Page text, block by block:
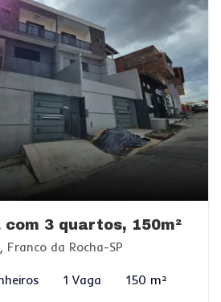
com 3 quartos, 150m²
Franco da Rocha-SP
1 Vaga 150 m²